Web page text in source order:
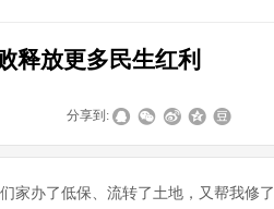
释放更多民生红利
分享到:
家办了低保、流转了土地，又帮我修